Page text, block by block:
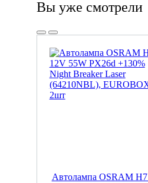
Вы уже смотрели
Автолампа OSRAM